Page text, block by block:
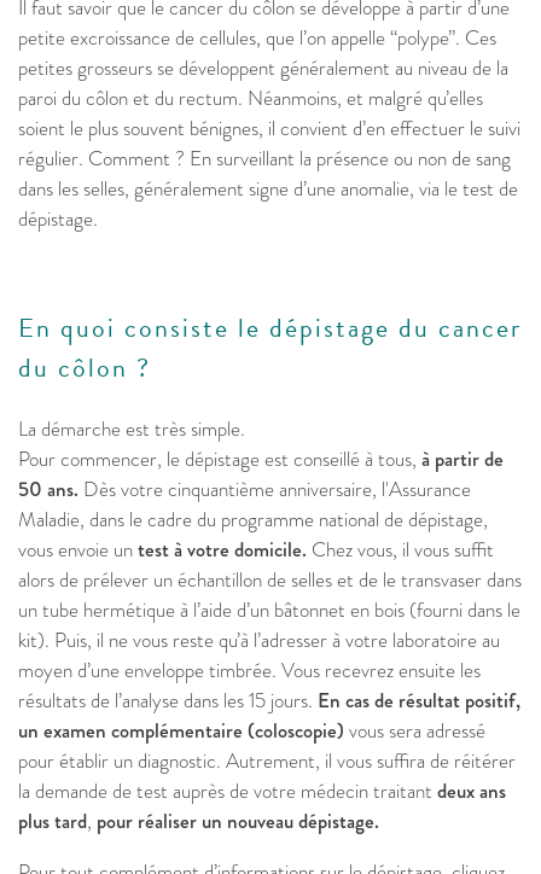
Il faut savoir que le cancer du côlon se développe à partir d’une
petite excroissance de cellules, que l’on appelle “polype”. Ces
petites grosseurs se développent généralement au niveau de la
paroi du côlon et du rectum. Néanmoins, et malgré qu’elles
soient le plus souvent bénignes, il convient d’en effectuer le suivi
régulier. Comment ? En surveillant la présence ou non de sang
dans les selles, généralement signe d’une anomalie, via le test de
dépistage.
En quoi consiste le dépistage du cancer
du côlon ?
La démarche est très simple.
Pour commencer, le dépistage est conseillé à tous, à partir de
50 ans. Dès votre cinquantième anniversaire, l'Assurance
Maladie, dans le cadre du programme national de dépistage,
vous envoie untest à votre domicile. Chez vous, il vous suffit
alors de prélever un échantillon de selles et de le transvaser dans
un tube hermétique à l’aide d’un bâtonnet en bois (fourni dans le
kit). Puis, il ne vous reste qu’à l’adresser à votre laboratoire au
moyen d’une enveloppe timbrée. Vous recevrez ensuite les
résultats de l’analyse dans les 15 jours. En cas de résultat positif,
un examen complémentaire (coloscopie) vous sera adressé
pour établir un diagnostic. Autrement, il vous suffira de réitérer
la demande de test auprès de votre médecin traitant deux ans
plus tard, pour réaliser un nouveau dépistage.